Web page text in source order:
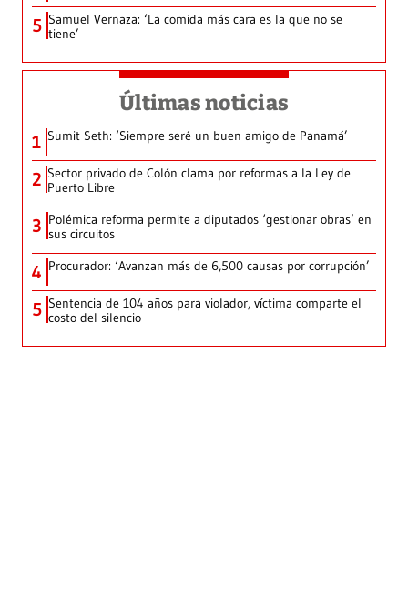
5 Samuel Vernaza: ‘La comida más cara es la que no se
tiene’
Últimas noticias
1 Sumit Seth: ‘Siempre seré un buen amigo de Panamá’
2 Sector privado de Colón clama por reformas a la Ley de
Puerto Libre
3 Polémica reforma permite a diputados ‘gestionar obras’ en
sus circuitos
4 Procurador: ‘Avanzan más de 6,500 causas por corrupción’
5 Sentencia de 104 años para violador, víctima comparte el
costo del silencio